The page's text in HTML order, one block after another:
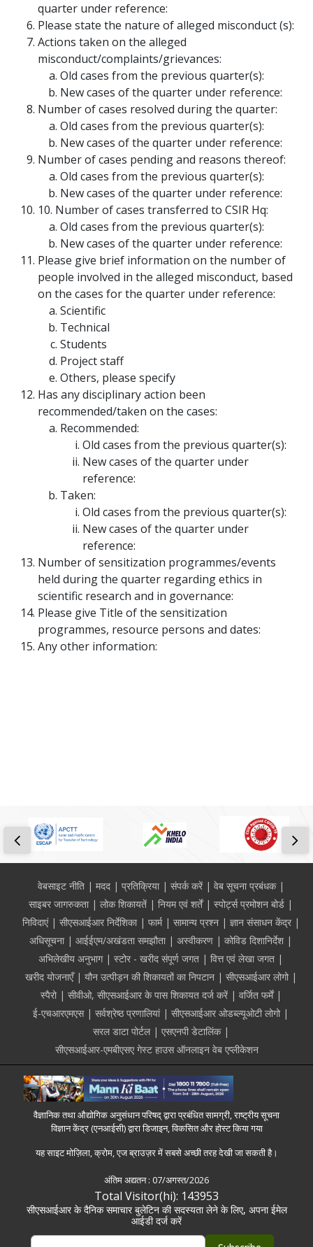
quarter under reference:
Please state the nature of alleged misconduct (s):
Actions taken on the alleged
misconduct/complaints/grievances:
Old cases from the previous quarter(s):
New cases of the quarter under reference:
Number of cases resolved during the quarter:
Old cases from the previous quarter(s):
New cases of the quarter under reference:
Number of cases pending and reasons thereof:
Old cases from the previous quarter(s):
New cases of the quarter under reference:
10. Number of cases transferred to CSIR Hq:
Old cases from the previous quarter(s):
New cases of the quarter under reference:
Please give brief information on the number of
people involved in the alleged misconduct, based
on the cases for the quarter under reference:
Scientific
Technical
Students
Project staff
Others, please specify
Has any disciplinary action been
recommended/taken on the cases:
Recommended:
Old cases from the previous quarter(s):
New cases of the quarter under
reference:
Taken:
Old cases from the previous quarter(s):
New cases of the quarter under
reference:
Number of sensitization programmes/events
held during the quarter regarding ethics in
scientific research and in governance:
Please give Title of the sensitization
programmes, resource persons and dates:
Any other information:
Footerवेबसाइट नीति मदद प्रतिक्रिया संपर्क करें
वेब सूचना प्रबंधक
साइबर जागरुकता
लोक शिकायतें नियम एवं शर्तें
स्पोर्ट्स प्रमोशन बोर्ड
निविदाएं
सीएसआईआर निर्देशिका फार्म सामान्य प्रश्न
ज्ञान संसाधन केंद्र
अधिसूचना
आईईएम/अखंडता समझौता अस्वीकरण
कोविड दिशानिर्देश
अभिलेखीय अनुभाग
स्टोर - खरीद संपूर्ण जगत
वित्त एवं लेखा जगत
खरीद योजनाएँ
यौन उत्पीड़न की शिकायतों का निपटान
सीएसआईआर लोगो
स्पैरो
सीवीओ, सीएसआईआर के पास शिकायत दर्ज करें
वर्जित फर्में
ई-एचआरएमएस
सर्वश्रेष्ठ प्रणालियां
सीएसआईआर ओडब्ल्यूओटी लोगो
सरल डाटा पोर्टल
एसएनपी डेटालिंक
सीएसआईआर-एमबीएसए गेस्ट हाउस ऑनलाइन वेब एप्लीकेशन
वैज्ञानिक तथा औद्योगिक अनुसंधान परिषद् द्वारा प्रबंधित सामग्री, राष्ट्रीय सूचना
विज्ञान केंद्र (एनआईसी) द्वारा डिजाइन, विकसित और होस्ट किया गया
यह साइट मोज़िला, क्रोम, एज ब्राउज़र में सबसे अच्छी तरह देखी जा सकती है।
अंतिम अद्यतन : 07/अगस्त/2026
Total Visitor(hi): 143953
सीएसआईआर के दैनिक समाचार बुलेटिन की सदस्यता लेने के लिए, अपना ईमेल
आईडी दर्ज करें